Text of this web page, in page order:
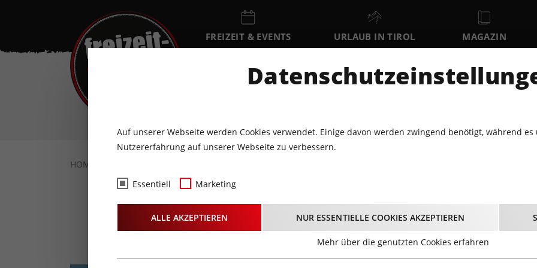
FREIZEIT & EVENTS URLAUB IN TIROL MAGAZIN
EVENTKALENDER
SA SO MO 11
HOME
Dutchweek Gerlos
04.04.2024 - Beginn 12:00 Uhr
Auf unserer Webseite werden Cookies verwendet. Einige davon werden zwingend benötigt, während
Nutzererfahrung auf unserer Webseite zu verbessern.
Essentiell Marketing
ALLE AKZEPTIEREN NUR ESSENTIELLE COOKIES AKZEPTIEREN
Mehr über die genutzten Cookies erfahren